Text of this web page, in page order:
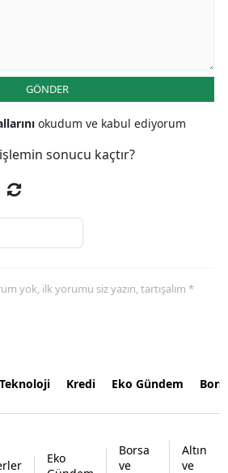
GÖNDER
okudum ve kabul ediyorum
sonucu kaçtır?
yok, ilk yorumu siz yazın, tartışalım *
Teknoloji Kredi Eko Gündem
Eko
Borsa
ve
Altın
ve